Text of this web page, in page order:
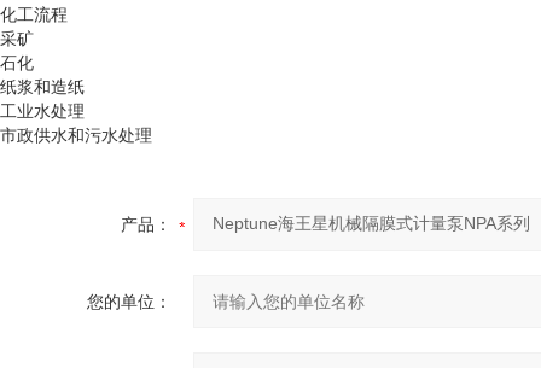
化工流程
采矿
石化
纸浆和造纸
工业水处理
市政供水和污水处理
产品：
您的单位：